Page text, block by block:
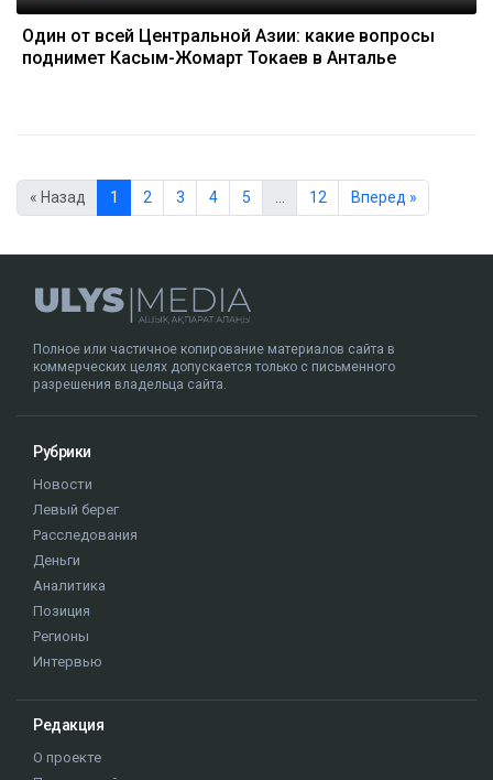
Один от всей Центральной Азии: какие вопросы
поднимет Касым-Жомарт Токаев в Анталье
« Назад 1 2 3 4 5 … 12 Вперед »
Полное или частичное копирование материалов сайта в
коммерческих целях допускается только с письменного
разрешения владельца сайта.
Рубрики
Новости
Левый берег
Расследования
Деньги
Аналитика
Позиция
Регионы
Интервью
Редакция
О проекте